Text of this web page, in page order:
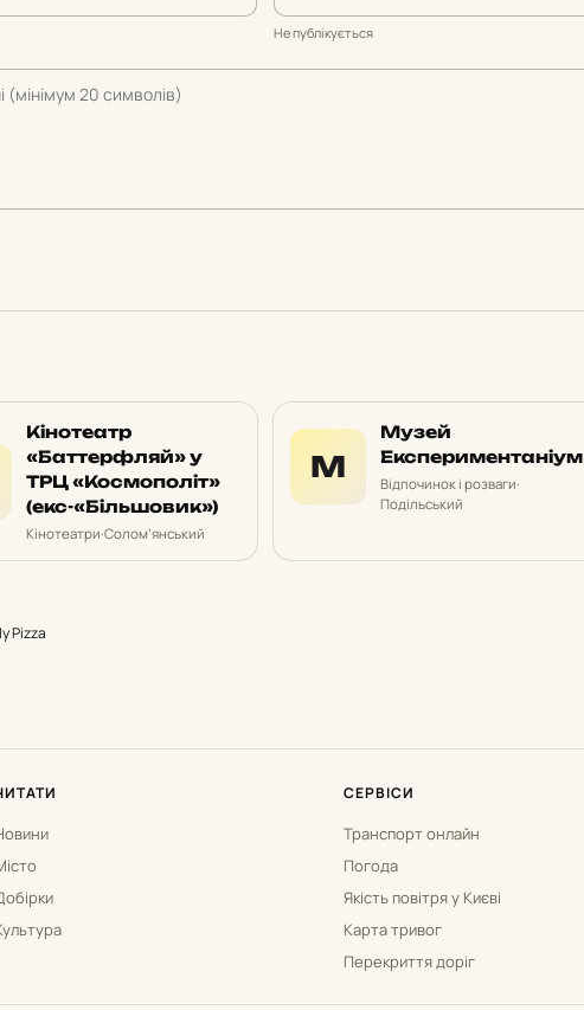
Не публікується
Кінотеатр
«Баттерфляй» у
ТРЦ «Космополіт»
(екс-«Більшовик»)
Кінотеатри·Солом’янський
М
Музей
Експериментаніум
Відпочинок і розваги·
Подільський
Pizza
СЕРВІСИ
Транспорт онлайн
Погода
Якість повітря у Києві
Карта тривог
Перекриття доріг